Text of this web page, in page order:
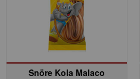
Snöre Kola Malaco